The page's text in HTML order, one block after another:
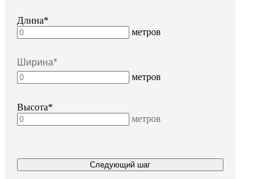
Длина*
метров
Ширина*
метров
Высота*
метров
Следующий шаг